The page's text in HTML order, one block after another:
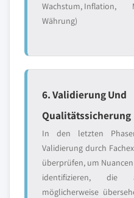
Wachstum, Inflation,
Währung)
6. Validierung Und
Qualitätssicherung
In den letzten
Validierung durch
überprüfen, um
identifizieren, die
möglicherweise